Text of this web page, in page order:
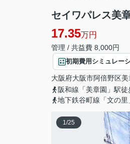
セイワパレス美
17.35万円
管理 / 共益費 8,000円
初期費用シミュレー
大阪府大阪市阿倍野区美
阪和線「美章園」駅徒
地下鉄谷町線「文の
1/25